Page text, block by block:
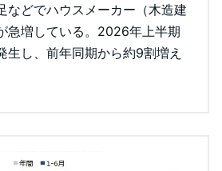
などでハウスメーカー（木造建
急増している。2026年上半期
生し、前年同期から約9割増え